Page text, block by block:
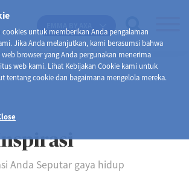
cookies untuk memberikan Anda pengalaman
Jika Anda melanjutkan, kami berasumsi bahwa
browser yang Anda pergunakan menerima
web kami. Lihat Kebijakan Cookie kami untuk
tentang cookie dan bagaimana mengelola mereka.
DI
Anda Seputar gaya hidup